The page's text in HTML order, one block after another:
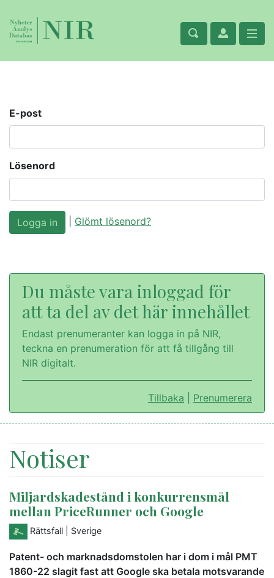
E-post
Lösenord
Glömt lösenord?
Du måste vara inloggad för
att ta del av det här innehållet
Endast prenumeranter kan logga in på NIR,
teckna en prenumeration för att få tillgång till
NIR digitalt.
Tillbaka Prenumerera
Notiser
Miljardskadestånd i konkurrensmål
mellan PriceRunner och Google
Rättsfall | Sverige
Patent- och marknadsdomstolen har i dom i mål PMT
1860-22 slagit fast att Google ska betala motsvarande